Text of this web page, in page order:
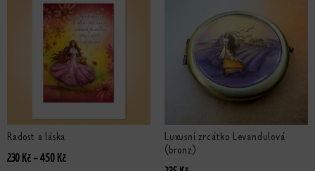
Radost a láska
230 Kč –450 KčRozpětí cen: 230 Kč až 450 Kč
Luxusní zrcátko Levandulová
(bronz)